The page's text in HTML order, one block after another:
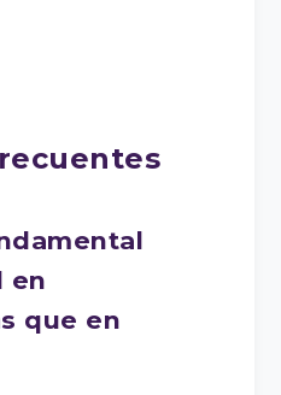
en
que en